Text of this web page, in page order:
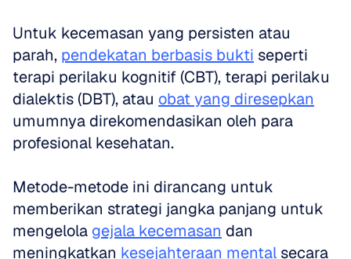
Untuk kecemasan yang persisten atau
parah, pendekatan berbasis bukti seperti
terapi perilaku kognitif (CBT), terapi perilaku
dialektis (DBT), atau obat yang diresepkan
umumnya direkomendasikan oleh para
profesional kesehatan.
Metode-metode ini dirancang untuk
memberikan strategi jangka panjang untuk
mengelola gejala kecemasan dan
meningkatkan kesejahteraan mental secara